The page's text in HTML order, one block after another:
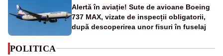
Alertă în aviație! Sute de avioane Boeing
737 MAX, vizate de inspecții obligatorii,
după descoperirea unor fisuri în fuselaj
POLITICA